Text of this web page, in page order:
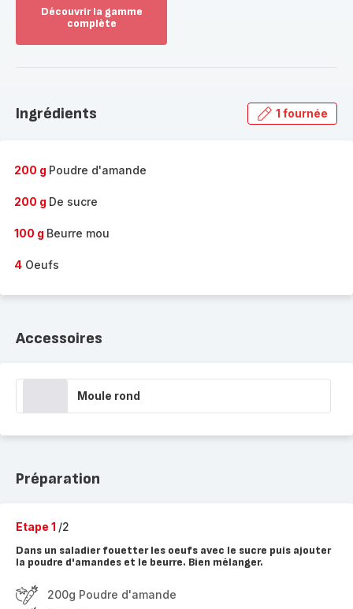
Découvrir la gamme
complète
gamme
Ingrédients 1 fournée
200 g Poudre d'amande
200 g De sucre
100 g Beurre mou
4 Oeufs
Accessoires
Moule rond
Préparation
Etape 1 /2
Dans un saladier fouetter les oeufs avec le sucre puis ajouter
la poudre d'amandes et le beurre. Bien mélanger.
200g Poudre d'amande